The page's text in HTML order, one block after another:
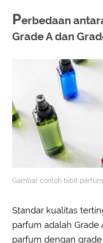
Perbedaan
Grade A dan
Gambar contoh bibit
Standar kualitas
parfum adalah Grade
parfum dengan